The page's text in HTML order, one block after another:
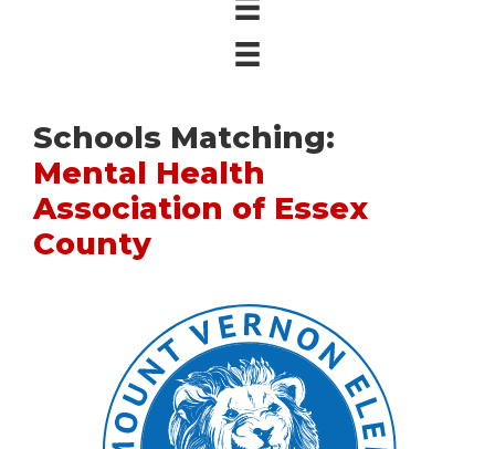
Schools Matching:
Mental Health
Association of Essex
County